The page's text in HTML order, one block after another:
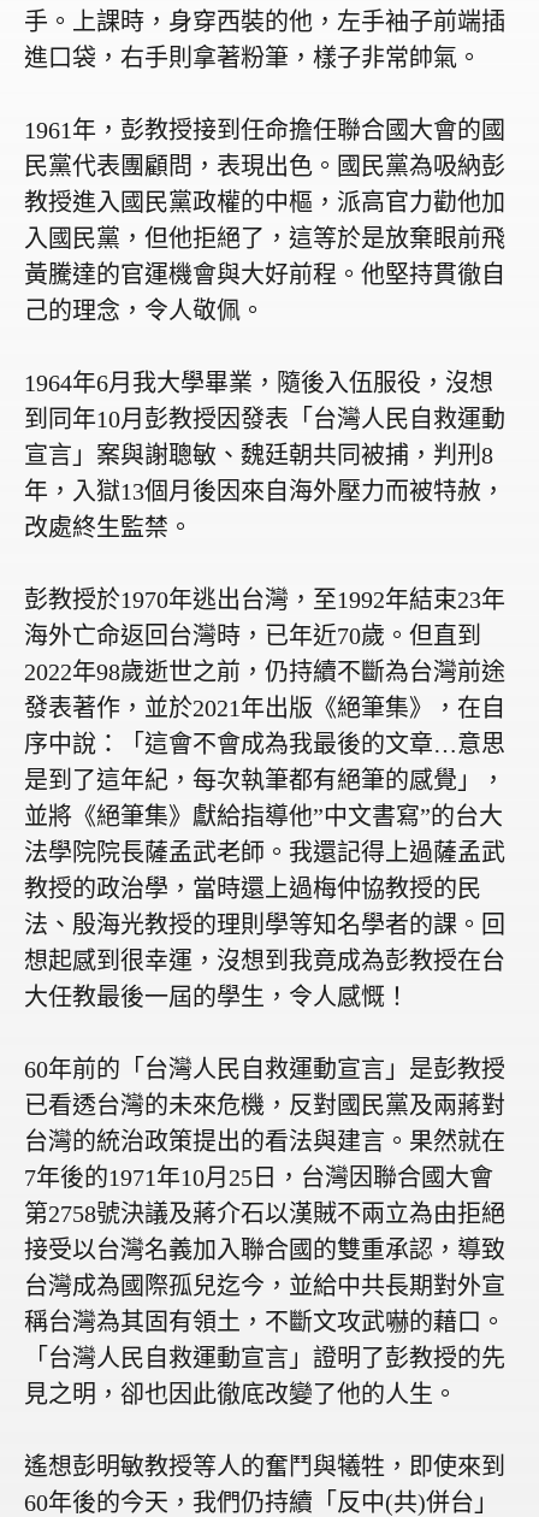
手。上課時，身穿西裝的他，左手袖子前端插
進口袋，右手則拿著粉筆，樣子非常帥氣。
1961年，彭教授接到任命擔任聯合國大會的國
民黨代表團顧問，表現出色。國民黨為吸納彭
教授進入國民黨政權的中樞，派高官力勸他加
入國民黨，但他拒絕了，這等於是放棄眼前飛
黃騰達的官運機會與大好前程。他堅持貫徹自
己的理念，令人敬佩。
1964年6月我大學畢業，隨後入伍服役，沒想
到同年10月彭教授因發表「台灣人民自救運動
宣言」案與謝聰敏、魏廷朝共同被捕，判刑 8
年，入獄13個月後因來自海外壓力而被特赦，
改處終生監禁。
彭教授於1970年逃出台灣，至1992年結束23年
海外亡命返回台灣時，已年近70歲。但直到
2022年98歲逝世之前，仍持續不斷為台灣前途
發表著作，並於2021年出版《絕筆集》，在自
序中說：「這會不會成為我最後的文章…意思
是到了這年紀，每次執筆都有絕筆的感覺」，
並將《絕筆集》獻給指導他”中文書寫”的台大
法學院院長薩孟武老師。我還記得上過薩孟武
教授的政治學，當時還上過梅仲協教授的民
法、殷海光教授的理則學等知名學者的課。回
想起感到很幸運，沒想到我竟成為彭教授在台
大任教最後一屆的學生，令人感慨！
60年前的「台灣人民自救運動宣言」是彭教授
已看透台灣的未來危機，反對國民黨及兩蔣對
台灣的統治政策提出的看法與建言。果然就在
7年後的1971年10月 25 日，台灣因聯合國大會
第2758號決議及蔣介石以漢賊不兩立為由拒絕
接受以台灣名義加入聯合國的雙重承認，導致
台灣成為國際孤兒迄今，並給中共長期對外宣
稱台灣為其固有領土，不斷文攻武嚇的藉口。
「台灣人民自救運動宣言」證明了彭教授的先
見之明，卻也因此徹底改變了他的人生。
遙想彭明敏教授等人的奮鬥與犧牲，即使來到
60年後的今天，我們仍持續「反中(共)併台」